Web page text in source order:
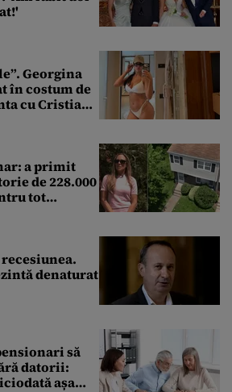
Georgina
în costum de
cu Cristiano
a primit
de 228.000
tot
denaturat
să
datorii:
așa